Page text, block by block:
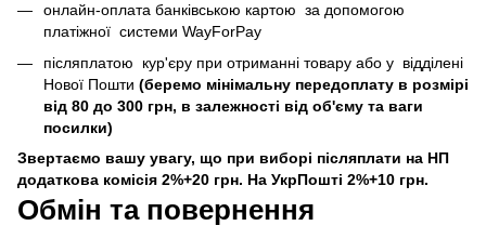
онлайн-оплата банківською картою за допомогою
платіжної системи WayForPay
післяплатою кур'єру при отриманні товару або у відділені
Нової Пошти (беремо мінімальну передоплату в розмірі
від 80 до 300 грн, в залежності від об'єму та ваги
посилки)
Звертаємо вашу увагу, що при виборі післяплати на НП
додаткова комісія 2%+20 грн. На УкрПошті 2%+10 грн.
Обмін та повернення